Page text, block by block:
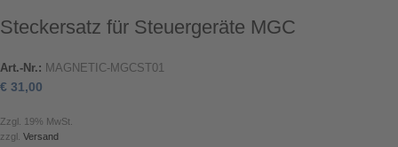
Steckersatz für Steuergeräte MGC
Art.-Nr.: MAGNETIC-MGCST01
€ 31,00
Zzgl. 19% MwSt.
zzgl. Versand